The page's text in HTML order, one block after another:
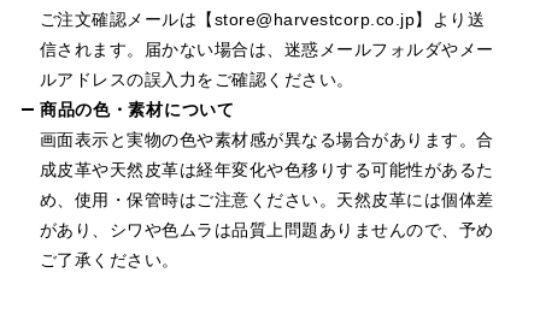
ご注文確認メールは【store@harvestcorp.co.jp】より送
信されます。届かない場合は、迷惑メールフォルダやメー
ルアドレスの誤入力をご確認ください。
商品の色・素材について
画面表示と実物の色や素材感が異なる場合があります。合
成皮革や天然皮革は経年変化や色移りする可能性があるた
め、使用・保管時はご注意ください。天然皮革には個体差
があり、シワや色ムラは品質上問題ありませんので、予め
ご了承ください。